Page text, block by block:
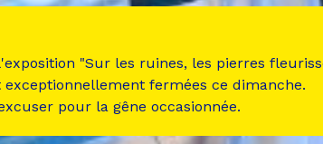
"Sur les ruines, les pierres
exceptionnellement fermées ce dimanche.
pour la gêne occasionnée.